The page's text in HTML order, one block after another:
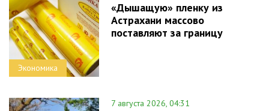
Экономика
«Дышащую» пленку из
Астрахани массово
поставляют за границу
7 августа 2026, 04:31